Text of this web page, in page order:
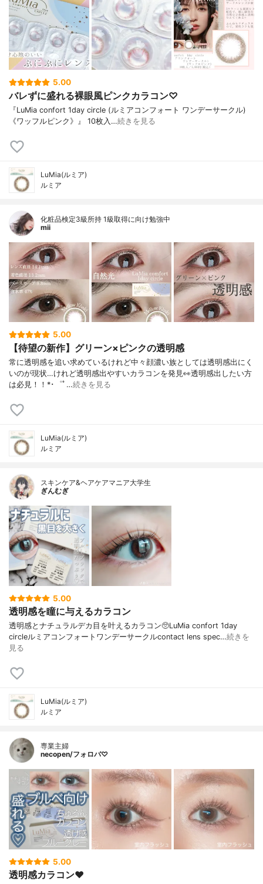
5.00
バレずに盛れる裸眼風ピンクカラコン♡
『LuMia confort 1day circle (ルミアコンフォート ワンデーサークル)
《ワッフルピンク》』 10枚入…続きを見る
LuMia(ルミア)
ルミア
化粧品検定3級所持 1級取得に向け勉強中
mii
5.00
【待望の新作】グリーン×ピンクの透明感⁡
常に透明感を追い求めているけれど⁡中々顔濃い族としては透明感出にく
いのが現状…⁡⁡けれど透明感出やすいカラコンを発見👀⁡透明感出したい方
は必見！！⁡⁡⁡*･゜ﾟ…続きを見る
LuMia(ルミア)
ルミア
スキンケア&ヘアケアマニア大学生
ぎんむぎ
5.00
透明感を瞳に与えるカラコン
透明感とナチュラルデカ目を叶えるカラコン🥺LuMia confort 1day
circleルミアコンフォートワンデーサークルcontact lens spec…続きを
見る
LuMia(ルミア)
ルミア
専業主婦
necopen/フォロバ♡
5.00
透明感カラコン♥︎